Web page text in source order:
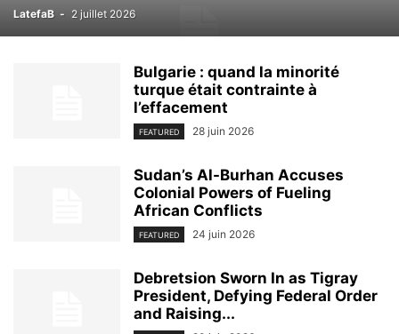
LatefaB - 2 juillet 2026
Bulgarie : quand la minorité
turque était contrainte à
l’effacement
FEATURED 28 juin 2026
Sudan’s Al-Burhan Accuses
Colonial Powers of Fueling
African Conflicts
FEATURED 24 juin 2026
Debretsion Sworn In as Tigray
President, Defying Federal Order
and Raising...